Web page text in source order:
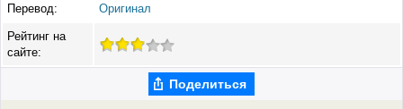
Перевод: Оригинал
Рейтинг на
сайте:
Поделиться